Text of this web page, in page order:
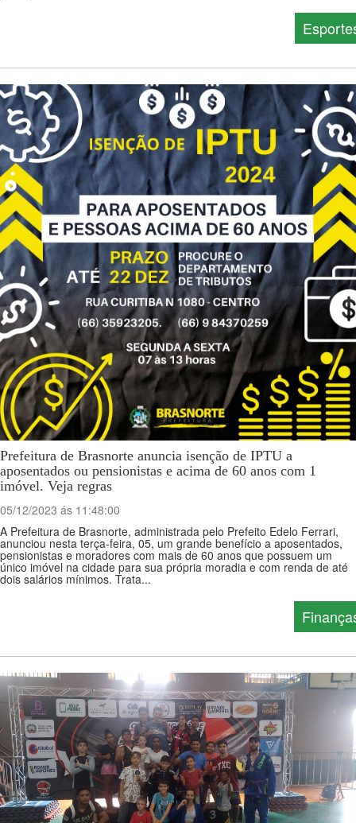
Prefeitura de Brasnorte anuncia isenção de IPTU a
aposentados ou pensionistas e acima de 60 anos com 1
imóvel. Veja regras
05/12/2023 ás 11:48:00
A Prefeitura de Brasnorte, administrada pelo Prefeito Edelo Ferrari,
anunciou nesta terça-feira, 05, um grande benefício a aposentados,
pensionistas e moradores com mais de 60 anos que possuem um
único imóvel na cidade para sua própria moradia e com renda de até
dois salários mínimos. Trata...